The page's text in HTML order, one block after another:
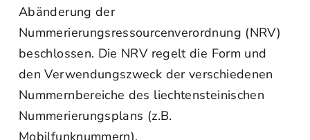
Abänderung der
Nummerierungsressourcenverordnung (NRV)
beschlossen. Die NRV regelt die Form und
den Verwendungszweck der verschiedenen
Nummernbereiche des liechtensteinischen
Nummerierungsplans (z.B.
Mobilfunknummern).